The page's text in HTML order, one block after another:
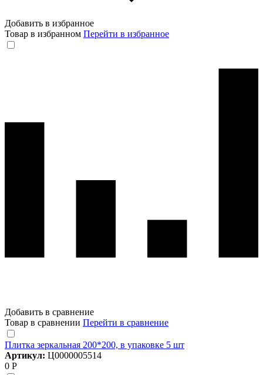
Добавить в избранное
Товар в избранном Перейти в избранное
Добавить в сравнение
Товар в сравнении Перейти в сравнение
Плитка зеркальная 200*200, в упаковке 5 шт
Артикул: Ц0000005514
0 Р